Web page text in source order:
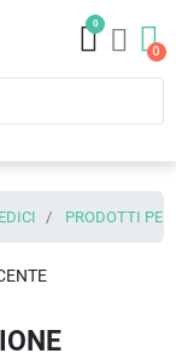
0
PRODOTTI